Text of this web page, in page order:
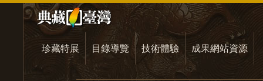
珍藏特展 目錄導覽 技術體驗 成果網站資源